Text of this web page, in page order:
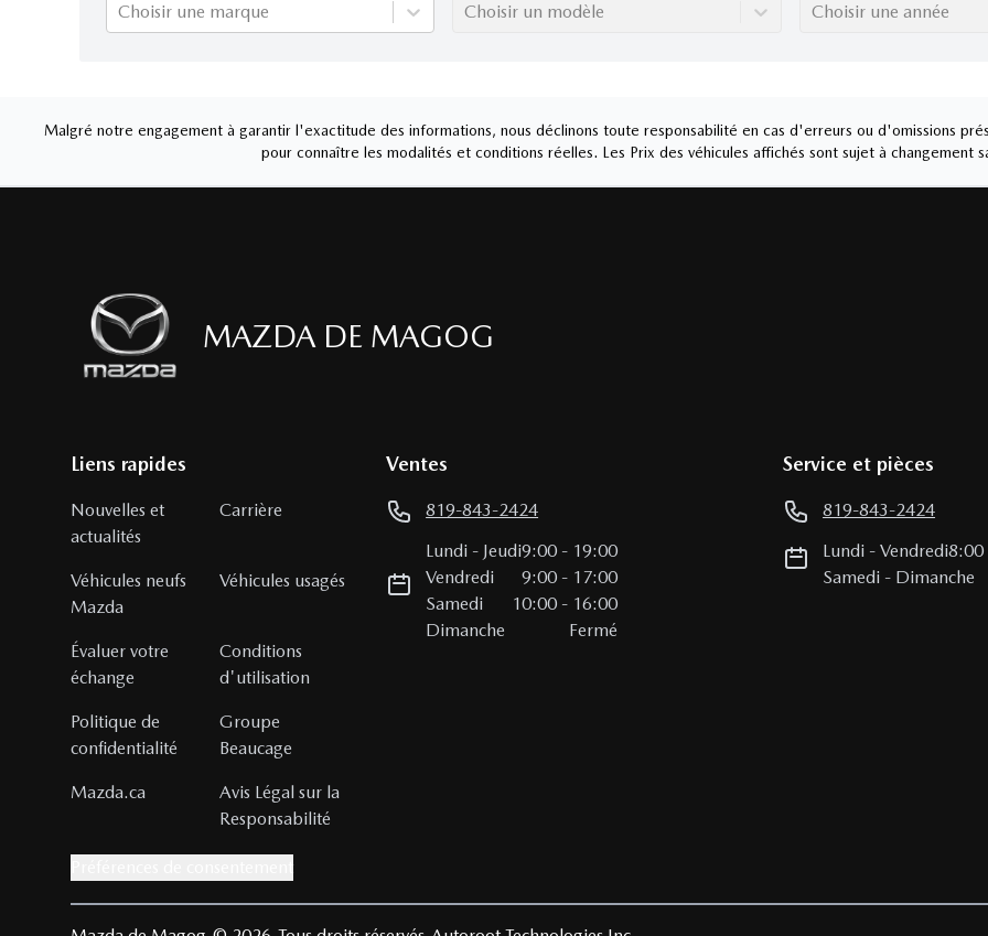
Choisir une marque Choisir un modèle Choisir une année
Malgré notre engagement à garantir l'exactitude des informations, nous déclinons toute responsabilité en cas d'erreurs ou d'omissions
pour connaître les modalités et conditions réelles. Les Prix des véhicules affichés sont sujet à changement
MAZDA DE MAGOG
Liens rapides
Nouvelles et
actualités
Carrière
Véhicules neufs
Mazda
Véhicules usagés
Évaluer votre
échange
Conditions
d'utilisation
Politique de
confidentialité
Groupe
Beaucage
Mazda.ca
Avis Légal sur la
Responsabilité
Ventes
819-843-2424
Lundi - Jeudi9:00 - 19:00
Vendredi
9:00 - 17:00
Samedi
10:00 - 16:00
Dimanche
Fermé
Service et pièces
819-843-2424
Lundi -Vendredi8:00
Samedi - Dimanche